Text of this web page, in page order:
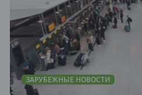
ЗАРУБЕЖНЫЕ НОВОСТИ